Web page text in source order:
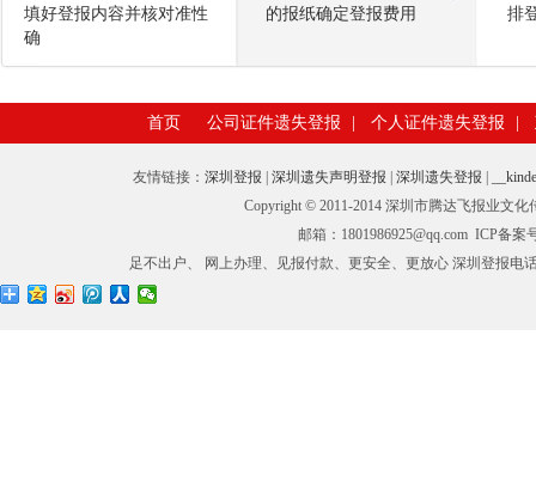
填好登报内容并核对准性
确
的报纸确定登报费用
排
首页 公司证件遗失登报 个人证件遗失登报
友情链接： 深圳登报 深圳遗失声明登报 深圳遗失登报
Copyright © 2011-2014 深圳市腾达飞报业文
邮箱：1801986925@qq.com ICP备案
足不出户、 网上办理、见报付款、更安全、更放心 深圳登报电